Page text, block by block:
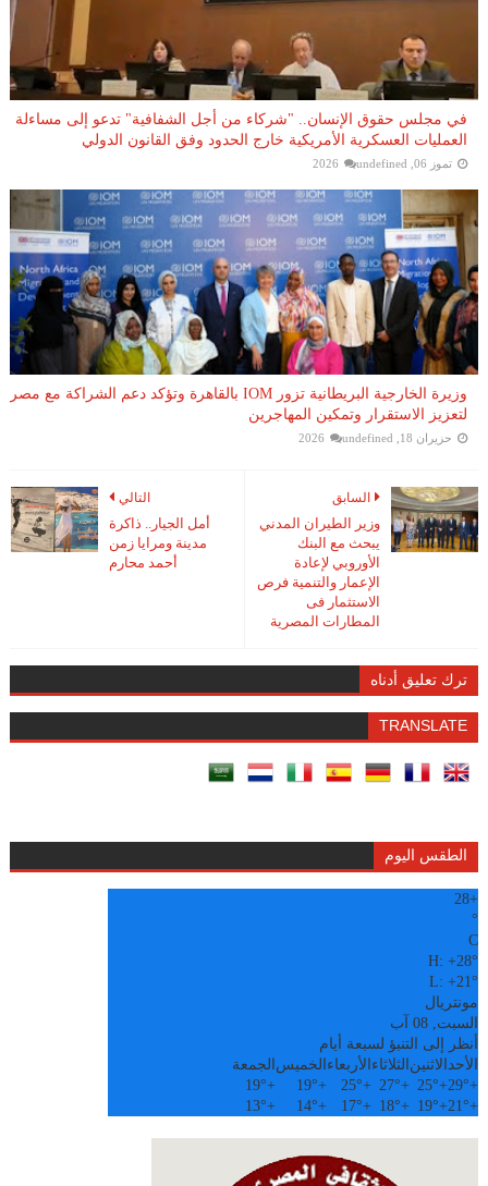
في مجلس حقوق الإنسان.. "شركاء من أجل الشفافية" تدعو إلى مساءلة
العمليات العسكرية الأمريكية خارج الحدود وفق القانون الدولي
تموز 06, 2026 undefined
وزيرة الخارجية البريطانية تزور IOM بالقاهرة وتؤكد دعم الشراكة مع مصر
لتعزيز الاستقرار وتمكين المهاجرين
حزيران 18, 2026 undefined
التالي
أمل الجيار.. ذاكرة
مدينة ومرايا زمن
أحمد محارم
السابق
وزير الطيران المدني
يبحث مع البنك
الأوروبي لإعادة
الإعمار والتنمية فرص
الاستثمار فى
المطارات المصرية
ترك تعليق أدناه
TRANSLATE
الطقس اليوم
+
28
°
C
H:+28°
L:+21°
مونتريال
السبت, 08 آب
أنظر إلى التنبؤ لسبعة أيام
الأحدالاثنين الثلاثاء الأربعاء الخميس الجمعة
+
29°
+
25°
+
27°
+
25°
+
19°
+
19°
+
21°
+
19°
+
18°
+
17°
+
14°
+
13°